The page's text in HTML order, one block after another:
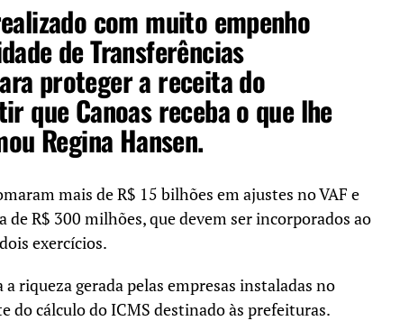
com muito empenho
de Transferências
proteger a receita do
que Canoas receba o que lhe
Regina Hansen.
mais de R$ 15 bilhões em ajustes no VAF e
de R$ 300 milhões, que devem ser incorporados ao
exercícios.
riqueza gerada pelas empresas instaladas no
do cálculo do ICMS destinado às prefeituras.